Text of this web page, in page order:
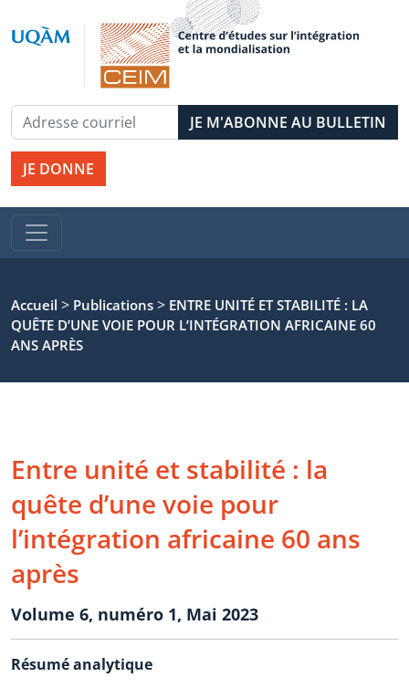
JE DONNE
Accueil > Publications > ENTRE UNITÉ ET STABILITÉ : LA
QUÊTE D’UNE VOIE POUR L’INTÉGRATION AFRICAINE 60
ANS APRÈS
Entre unité et stabilité : la
quête d’une voie pour
l’intégration africaine 60 ans
après
Volume 6, numéro 1, Mai 2023
Résumé analytique